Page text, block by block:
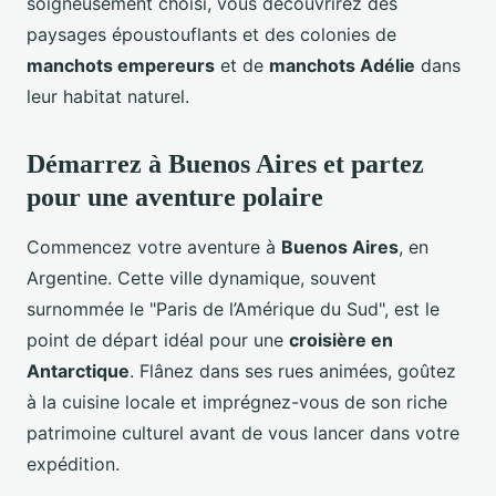
paysages époustouflants et des colonies de
manchots empereurs et de manchots Adélie dans
leur habitat naturel.
Démarrez à Buenos Aires et partez
pour une aventure polaire
Commencez votre aventure à Buenos Aires, en
Argentine. Cette ville dynamique, souvent
surnommée le "Paris de l’Amérique du Sud", est le
point de départ idéal pour une croisière en
Antarctique. Flânez dans ses rues animées, goûtez
à la cuisine locale et imprégnez-vous de son riche
patrimoine culturel avant de vous lancer dans votre
expédition.